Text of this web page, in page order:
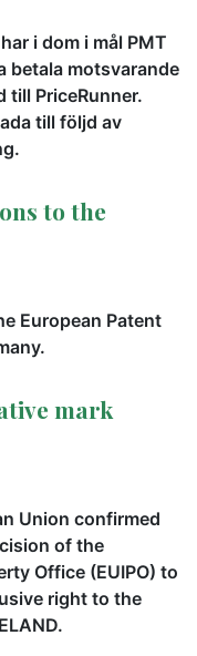
i dom i mål PMT
betala motsvarande
till PriceRunner.
till följd av
to the
European Patent
mark
Union confirmed
of the
Office (EUIPO) to
right to the